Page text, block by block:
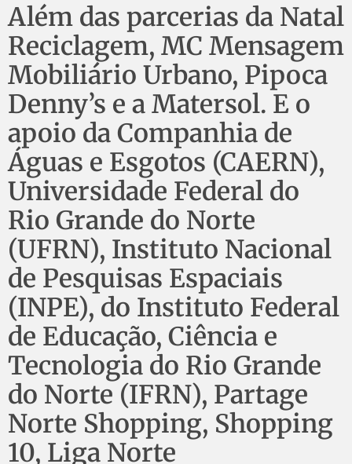
Além das parcerias da Natal
Reciclagem, MC Mensagem
Mobiliário Urbano, Pipoca
Denny’s e a Matersol. E o
apoio da Companhia de
Águas e Esgotos (CAERN),
Universidade Federal do
Rio Grande do Norte
(UFRN), Instituto Nacional
de Pesquisas Espaciais
(INPE), do Instituto Federal
de Educação, Ciência e
Tecnologia do Rio Grande
do Norte (IFRN), Partage
Norte Shopping, Shopping
10, Liga Norte